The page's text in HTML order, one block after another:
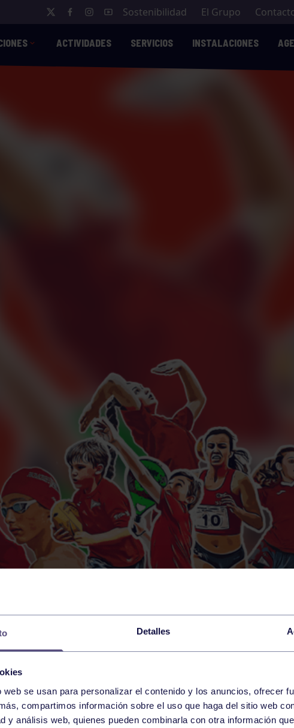
Detalles
se usan para personalizar el contenido y los anuncios, ofrecer
compartimos información sobre el uso que haga del sitio web
y análisis web, quienes pueden combinarla con otra información
Sostenibilidad El Grupo
ACTIVIDADES SERVICIOS INSTALACIONES